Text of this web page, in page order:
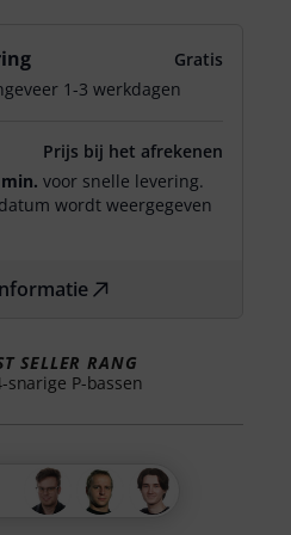
Gratis
1-3 werkdagen
Prijs bij het afrekenen
voor snelle levering.
wordt weergegeven
SELLER RANG
snarige P-bassen